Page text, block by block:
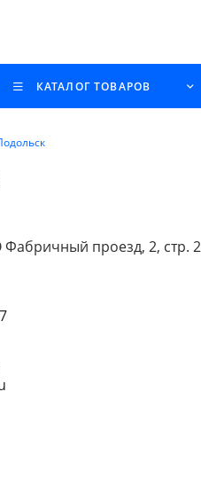
КАТАЛОГ ТОВАРОВ
проезд, 2, стр.